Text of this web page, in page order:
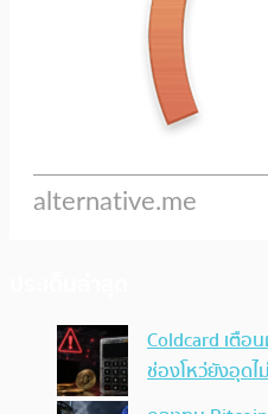
Coldcard เตือ
ช่องโหว่ยังอุดไ